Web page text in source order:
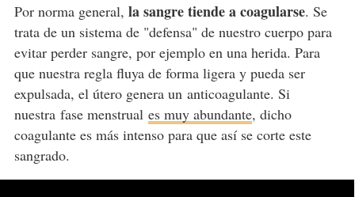
Por norma general, la sangre tiende a coagularse. Se
trata de un sistema de "defensa" de nuestro cuerpo para
evitar perder sangre, por ejemplo en una herida. Para
que nuestra regla fluya de forma ligera y pueda ser
expulsada, el útero genera un anticoagulante. Si
nuestra fase menstrual es muy abundante, dicho
coagulante es más intenso para que así se corte este
sangrado.